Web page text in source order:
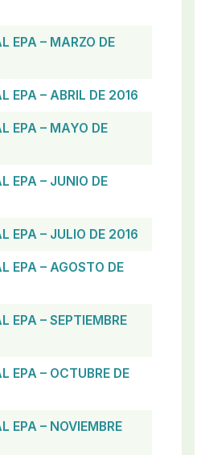
EPA – MARZO DE
EPA – ABRIL DE 2016
EPA – MAYO DE
EPA – JUNIO DE
EPA – JULIO DE 2016
EPA – AGOSTO DE
EPA – SEPTIEMBRE
EPA – OCTUBRE DE
EPA – NOVIEMBRE